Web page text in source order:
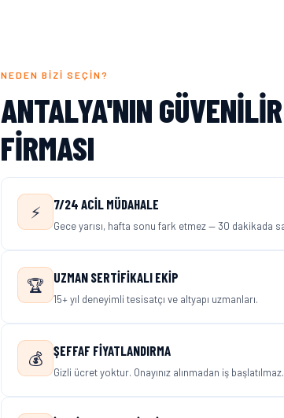
NEDEN BIZI SEÇIN?
ANTALYA'NIN
FIRMASI
⚡ 7/24 ACIL MÜDAHALE
Gece yarısı, hafta sonu fark etmez — 30 dakikada
🏆 UZMAN SERTIFIKALI EKIP
15+ yıl deneyimli tesisatçı ve altyapı uzmanları.
💰 ŞEFFAF FIYATLANDIRMA
Gizli ücret yoktur. Onayınız alınmadan iş başlatılmaz.